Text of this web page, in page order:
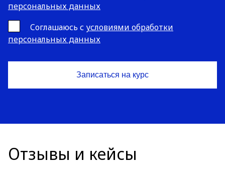
персональных данных
Cоглашаюсь с условиями обработки
персональных данных
Отзывы и кейсы